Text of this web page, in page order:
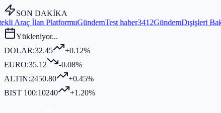
SON DAKİKA
GündemTest haber3412GündemDışişleri Bakanı Fidan, MGK
Yükleniyor...
DOLAR:32.45
+0.12%
EURO:35.12
-0.08%
ALTIN:2450.80
+0.45%
BIST 100:10240 +1.20%